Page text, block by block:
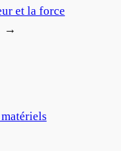
et la force
→